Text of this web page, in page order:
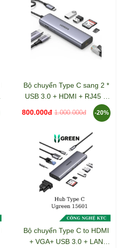
Bộ chuyển Type C sang 2 *
USB 3.0 + HDMI + RJ45 +
Sd/TF + PD 100W Ugreen
800.000đ 1.000.000đ -20%
Bộ chuyển Type C to HDMI
+ VGA+ USB 3.0 + LAN